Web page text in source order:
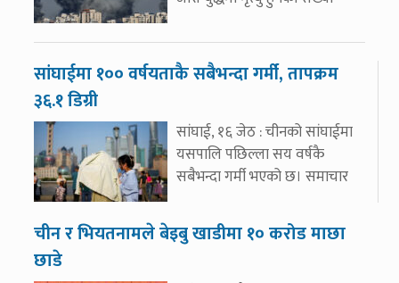
सांघाईमा १०० वर्षयताकै सबैभन्दा गर्मी, तापक्रम
३६.१ डिग्री
सांघाई, १६ जेठ : चीनको सांघाईमा
यसपालि पछिल्ला सय वर्षकै
सबैभन्दा गर्मी भएको छ। समाचार
चीन र भियतनामले बेइबु खाडीमा १० करोड माछा
छाडे